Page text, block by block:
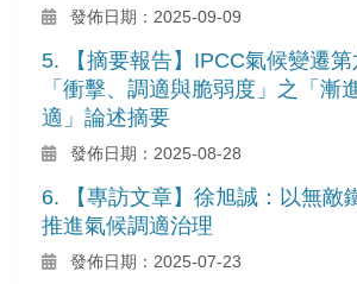
發佈日期：2025-09-09
5. 【摘要報告】IPCC氣候變遷
「衝擊、調適與脆弱度」之「漸
適」論述摘要
發佈日期：2025-08-28
6. 【專訪文章】徐旭誠：以無敵
推進氣候調適治理
發佈日期：2025-07-23